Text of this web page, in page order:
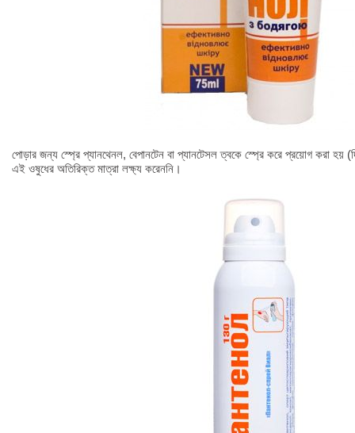
পোড়ার জন্য স্প্রে প্যানথেনল, বেপানটেন বা প্যানটেসল ত্বকে স্প্রে করে প্রয়োগ করা হয়
এই ওষুধের অতিরিক্ত মাত্রা লক্ষ্য করেননি।